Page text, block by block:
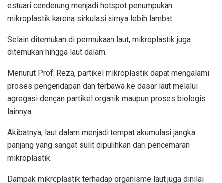
estuari cenderung menjadi hotspot penumpukan
mikroplastik karena sirkulasi airnya lebih lambat.
Selain ditemukan di permukaan laut, mikroplastik juga
ditemukan hingga laut dalam.
Menurut Prof. Reza, partikel mikroplastik dapat mengalami
proses pengendapan dan terbawa ke dasar laut melalui
agregasi dengan partikel organik maupun proses biologis
lainnya.
Akibatnya, laut dalam menjadi tempat akumulasi jangka
panjang yang sangat sulit dipulihkan dari pencemaran
mikroplastik.
Dampak mikroplastik terhadap organisme laut juga dinilai